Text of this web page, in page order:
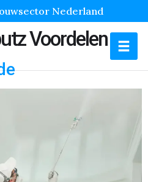
Nederland
Voordelen